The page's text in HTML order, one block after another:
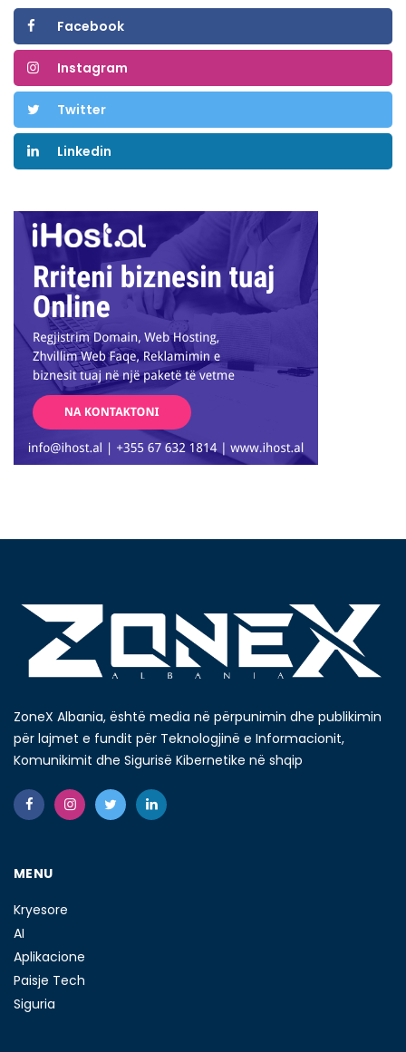
Facebook
Instagram
Twitter
Linkedin
ZoneX Albania, është media në përpunimin dhe publikimin
për lajmet e fundit për Teknologjinë e Informacionit,
Komunikimit dhe Sigurisë Kibernetike në shqip
MENU
Kryesore
AI
Aplikacione
Paisje Tech
Siguria